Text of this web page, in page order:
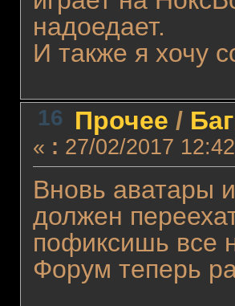
надоедает.
И также я хочу
16 Прочее /
« : 27/02/2017
Вновь аватары
должен
пофиксишь все
Форум теперь